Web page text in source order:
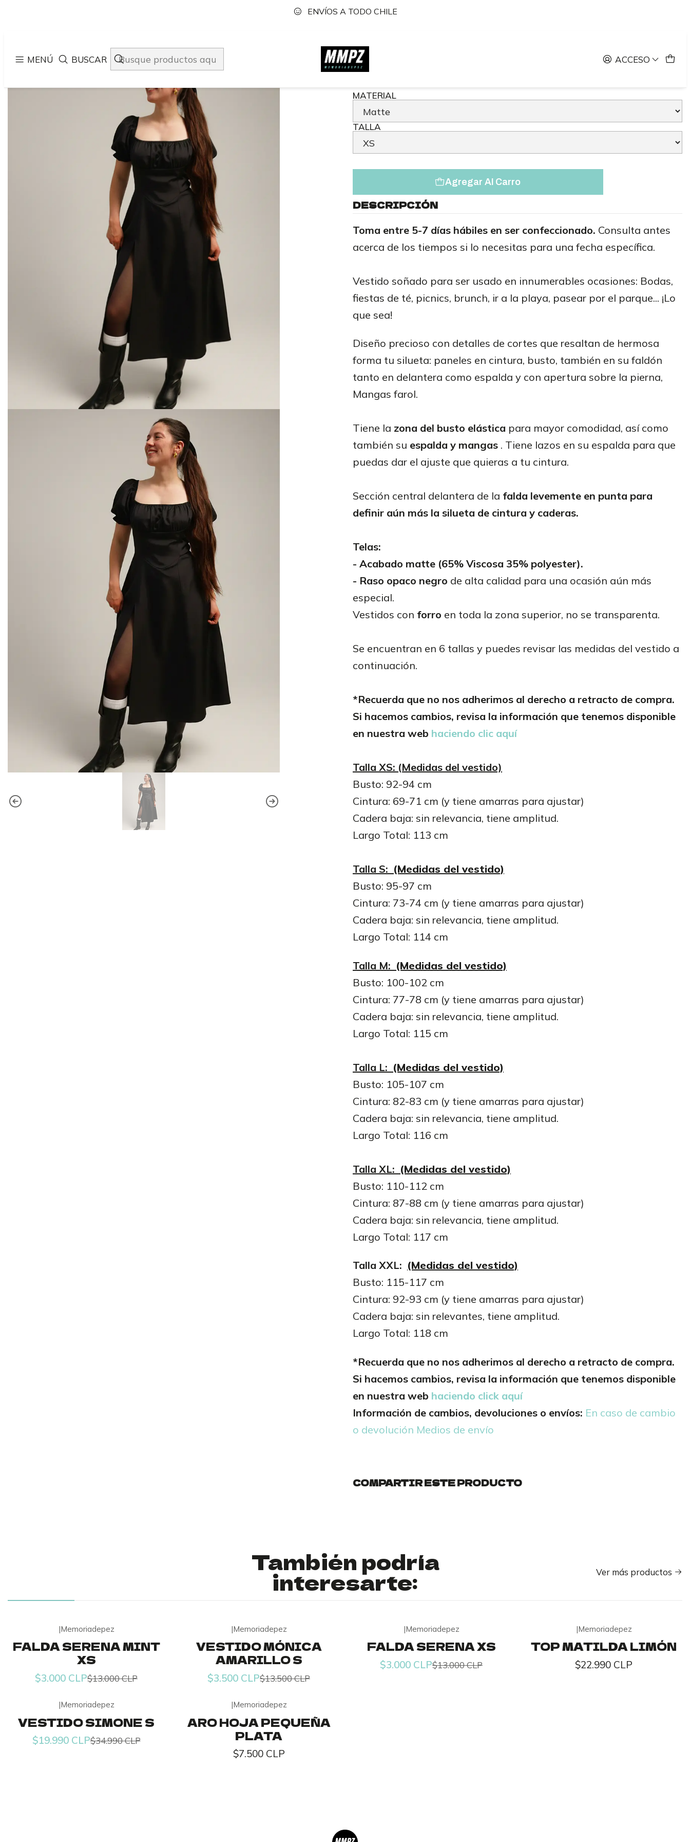
MENÚ BUSCAR ACCESO
ENVÍOS A TODO CHILE
Vestidos Jumper Vestido Limoncello Negro
|
Vestido Limoncello Negro
MATERIAL
TALLA
Agregar Al Carro
DESCRIPCIÓN
Toma entre 5-7 días hábiles en ser confeccionado. Consulta antes
acerca de los tiempos si lo necesitas para una fecha específica.
Vestido soñado para ser usado en innumerables ocasiones: Bodas,
fiestas de té, picnics, brunch, ir a la playa, pasear por el parque... ¡Lo
que sea!
Diseño precioso con detalles de cortes que resaltan de hermosa
forma tu silueta: paneles en cintura, busto, también en su faldón
tanto en delantera como espalda y con apertura sobre la pierna,
Mangas farol.
Tiene la zona del busto elástica para mayor comodidad, así como
también su espalda y mangas . Tiene lazos en su espalda para que
puedas dar el ajuste que quieras a tu cintura.
Sección central delantera de la falda levemente en punta para
definir aún más la silueta de cintura y caderas.
Telas:
- Acabado matte (65% Viscosa 35% polyester).
- Raso opaco negro de alta calidad para una ocasión aún más
especial.
Vestidos con forro en toda la zona superior, no se transparenta.
Se encuentran en 6 tallas y puedes revisar las medidas del vestido a
continuación.
*Recuerda que no nos adherimos al derecho a retracto de compra.
Si hacemos cambios, revisa la información que tenemos disponible
en nuestra web haciendo clic aquí
Talla XS: (Medidas del vestido)
Busto: 92-94 cm
Cintura: 69-71 cm (y tiene amarras para ajustar)
Cadera baja: sin relevancia, tiene amplitud.
Largo Total: 113 cm
Talla S: (Medidas del vestido)
Busto: 95-97 cm
Cintura: 73-74 cm (y tiene amarras para ajustar)
Cadera baja: sin relevancia, tiene amplitud.
Largo Total: 114 cm
Talla M: (Medidas del vestido)
Busto: 100-102 cm
Cintura: 77-78 cm (y tiene amarras para ajustar)
Cadera baja: sin relevancia, tiene amplitud.
Largo Total: 115 cm
Talla L: (Medidas del vestido)
Busto: 105-107 cm
Cintura: 82-83 cm (y tiene amarras para ajustar)
Cadera baja: sin relevancia, tiene amplitud.
Largo Total: 116 cm
Talla XL: (Medidas del vestido)
Busto: 110-112 cm
Cintura: 87-88 cm (y tiene amarras para ajustar)
Cadera baja: sin relevancia, tiene amplitud.
Largo Total: 117 cm
Talla XXL: (Medidas del vestido)
Busto: 115-117 cm
Cintura: 92-93 cm (y tiene amarras para ajustar)
Cadera baja: sin relevantes, tiene amplitud.
Largo Total: 118 cm
*Recuerda que no nos adherimos al derecho a retracto de compra.
Si hacemos cambios, revisa la información que tenemos disponible
en nuestra web haciendo click aquí
Información de cambios, devoluciones o envíos: En caso de cambio
o devolución Medios de envío
COMPARTIR ESTE PRODUCTO
También podría
interesarte: Ver más productos
|Memoriadepez
FALDA SERENA MINT
XS
$3.000 CLP$13.000 CLP
|Memoriadepez
VESTIDO MÓNICA
AMARILLO S
$3.500 CLP$13.500 CLP
|Memoriadepez
FALDA SERENA XS
$3.000 CLP$13.000 CLP
|Memoriadepez
TOP MATILDA LIMÓN
$22.990 CLP
Agotado
|Memoriadepez
VESTIDO SIMONE S
$19.990 CLP$34.990 CLP
|Memoriadepez
ARO HOJA PEQUEÑA
PLATA
$7.500 CLP